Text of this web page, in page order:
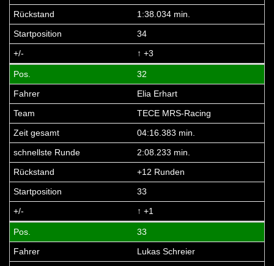
1:38.034 min.
34
↑ +3
32
Elia Erhart
TECE MRS-Racing
04:16.383 min.
2:08.233 min.
+12 Runden
33
↑ +1
33
Lukas Schreier